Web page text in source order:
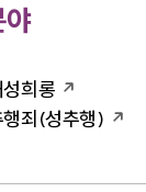
희롱
죄(성추행)